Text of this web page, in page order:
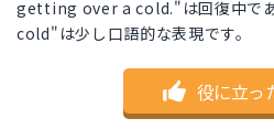
getting over a cold."は回復中で
cold"は少し口語的な表現です。
役に立っ